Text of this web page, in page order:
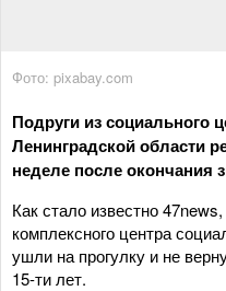
Фото: pixabay.com
Подруги из социального
Ленинградской области
неделе после окончания
Как стало известно
комплексного центра
ушли на прогулку и не
15-ти лет.